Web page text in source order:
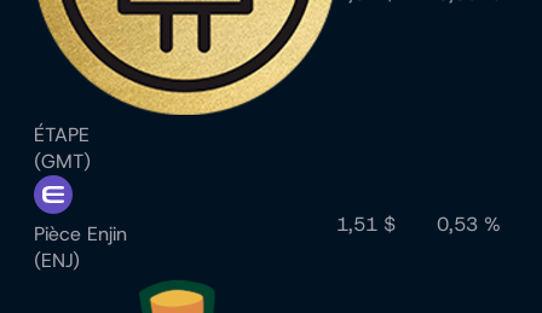
ÉTAPE
(GMT)
Pièce Enjin
(ENJ)
1,51 $ 0,53 %